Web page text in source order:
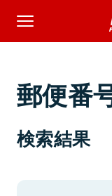
郵便番
検索結果